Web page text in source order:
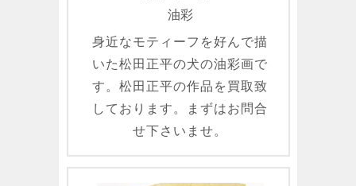
油彩
身近なモティーフを好んで描
いた松田正平の犬の油彩画で
す。松田正平の作品を買取致
しております。まずはお問合
せ下さいませ。